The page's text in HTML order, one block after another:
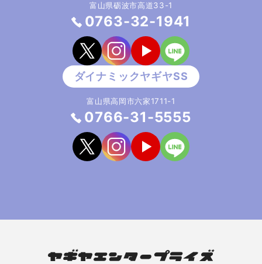
富山県砺波市高道33-1
0763-32-1941
富山県高岡市六家1711-1
0766-31-5555